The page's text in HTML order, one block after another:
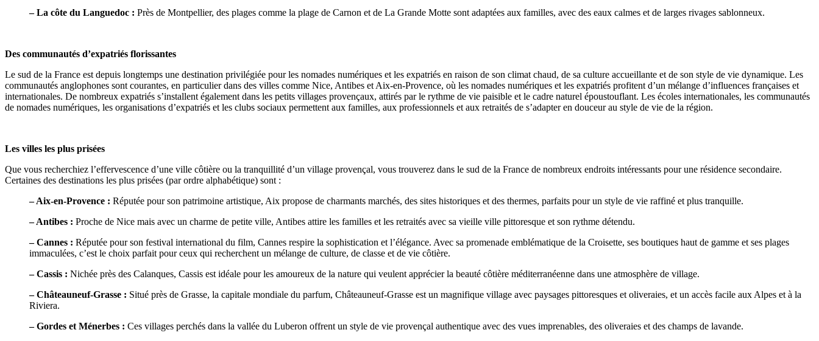
– La côte du Languedoc : Près de Montpellier, des plages comme la plage de Carnon et de La Grande Motte sont adaptées aux familles, avec des eaux calmes et de larges rivages sablonneux.
Des communautés d’expatriés florissantes
Le sud de la France est depuis longtemps une destination privilégiée pour les nomades numériques et les expatriés en raison de son climat chaud, de sa culture accueillante et de son style de vie dynamique. Les
communautés anglophones sont courantes, en particulier dans des villes comme Nice, Antibes et Aix-en-Provence, où les nomades numériques et les expatriés profitent d’un mélange d’influences françaises et
internationales. De nombreux expatriés s’installent également dans les petits villages provençaux, attirés par le rythme de vie paisible et le cadre naturel époustouflant. Les écoles internationales, les communautés
de nomades numériques, les organisations d’expatriés et les clubs sociaux permettent aux familles, aux professionnels et aux retraités de s’adapter en douceur au style de vie de la région.
Les villes les plus prisées
Que vous recherchiez l’effervescence d’une ville côtière ou la tranquillité d’un village provençal, vous trouverez dans le sud de la France de nombreux endroits intéressants pour une résidence secondaire.
Certaines des destinations les plus prisées (par ordre alphabétique) sont :
– Aix-en-Provence : Réputée pour son patrimoine artistique, Aix propose de charmants marchés, des sites historiques et des thermes, parfaits pour un style de vie raffiné et plus tranquille.
– Antibes : Proche de Nice mais avec un charme de petite ville, Antibes attire les familles et les retraités avec sa vieille ville pittoresque et son rythme détendu.
– Cannes : Réputée pour son festival international du film, Cannes respire la sophistication et l’élégance. Avec sa promenade emblématique de la Croisette, ses boutiques haut de gamme et ses plages
immaculées, c’est le choix parfait pour ceux qui recherchent un mélange de culture, de classe et de vie côtière.
– Cassis : Nichée près des Calanques, Cassis est idéale pour les amoureux de la nature qui veulent apprécier la beauté côtière méditerranéenne dans une atmosphère de village.
– Châteauneuf-Grasse : Situé près de Grasse, la capitale mondiale du parfum, Châteauneuf-Grasse est un magnifique village avec paysages pittoresques et oliveraies, et un accès facile aux Alpes et à la
Riviera.
– Gordes et Ménerbes : Ces villages perchés dans la vallée du Luberon offrent un style de vie provençal authentique avec des vues imprenables, des oliveraies et des champs de lavande.